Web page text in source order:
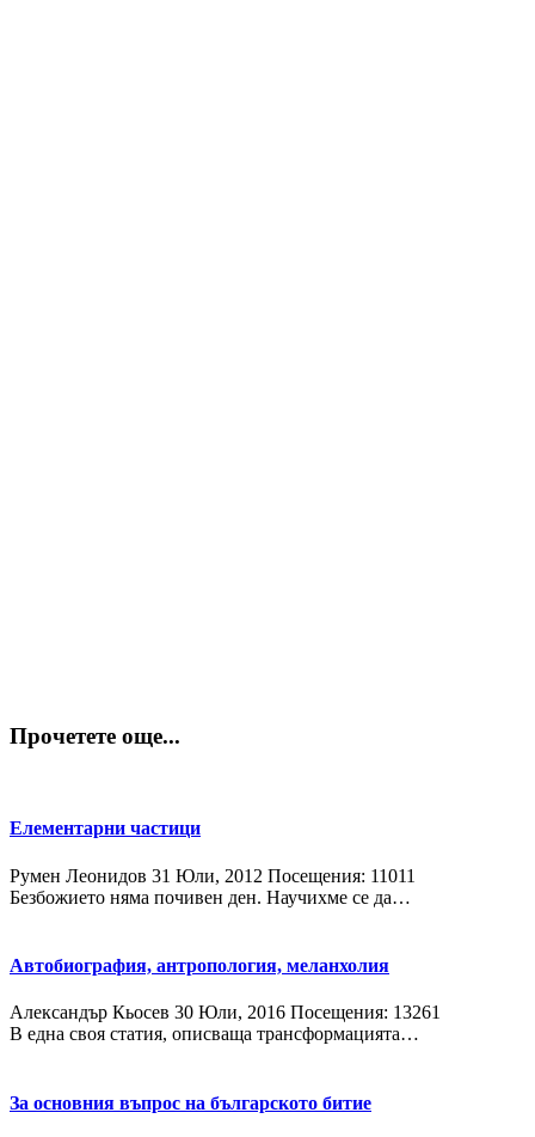
Прочетете още...
Елементарни частици
Румен Леонидов 31 Юли, 2012 Посещения: 11011
Безбожието няма почивен ден. Научихме се да…
Автобиография, антропология, меланхолия
Александър Кьосев 30 Юли, 2016 Посещения: 13261
В една своя статия, описваща трансформацията…
За основния въпрос на българското битие